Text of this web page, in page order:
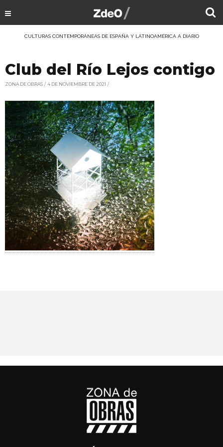
CULTURAS CONTEMPORÁNEAS DE ESPAÑA Y LATINOAMÉRICA A DIARIO
Club del Río Lejos contigo
ZONA DE OBRAS 4 DE NOVIEMBRE DE 2021